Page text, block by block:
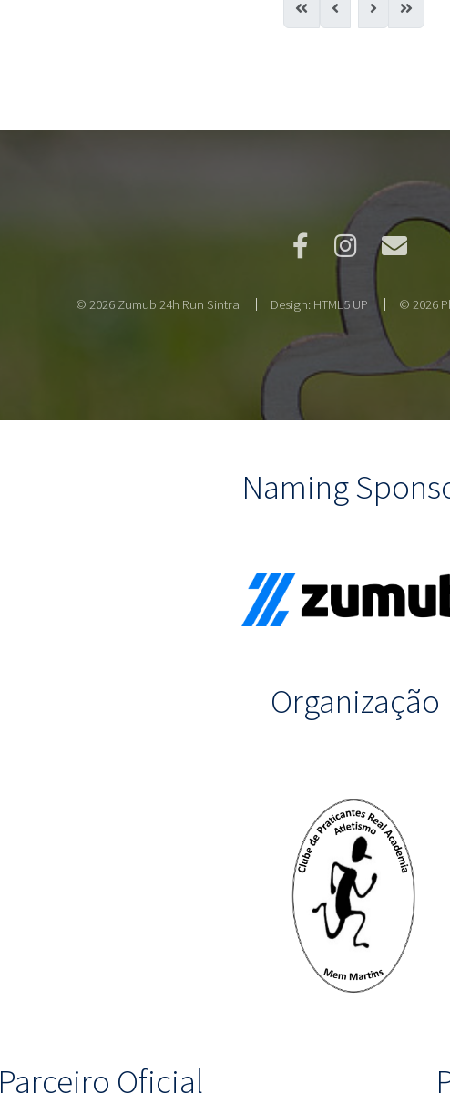
© 2026 Zumub 24h Run Sintra Design: HTML5 UP © 2026
Naming
Organização
Parceiro Oficial